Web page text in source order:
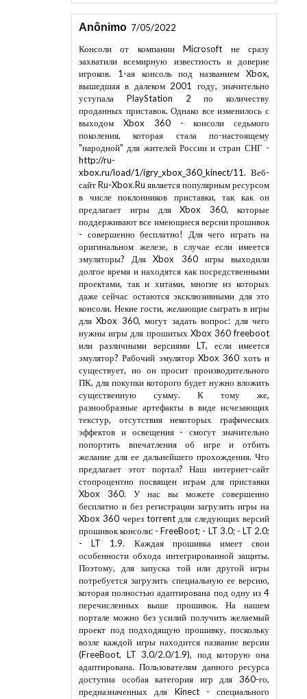
Anônimo 7/05/2022
Консоли от компании Microsoft не сразу
захватили всемирную известность и доверие
игроков. 1-ая консоль под названием Xbox,
вышедшая в далеком 2001 году, значительно
уступала PlayStation 2 по количеству
проданных приставок. Однако все изменилось с
выходом Xbox 360 - консоли седьмого
поколения, которая стала по-настоящему
"народной" для жителей России и стран СНГ -
http://ru-
xbox.ru/load/1/igry_xbox_360_kinect/11
сайт Ru-Xbox.Ru является популярным ресурсом
в числе поклонников приставки, так как он
предлагает игры для Xbox 360, которые
поддерживают все имеющиеся версии прошивок
- совершенно бесплатно! Для чего играть на
оригинальном железе, в случае если имеется
эмуляторы? Для Xbox 360 игры выходили
долгое время и находятся как посредственными
проектами, так и хитами, многие из которых
даже сейчас остаются эксклюзивными для это
консоли. Некие гости, желающие сыграть в игры
для Xbox 360, могут задать вопрос: для чего
нужны игры для прошитых Xbox 360 freeboot
или различными версиями LT, если имеется
эмулятор? Рабочий эмулятор Xbox 360 хоть и
существует, но он просит производительного
ПК, для покупки которого будет нужно вложить
существенную сумму. К тому же,
разнообразные артефакты в виде исчезающих
текстур, отсутствия некоторых графических
эффектов и освещения - смогут значительно
попортить впечатления об игре и отбить
желание для ее дальнейшего прохождения. Что
предлагает этот портал? Наш интернет-сайт
стопроцентно посвящен играм для приставки
Xbox 360. У нас вы можете совершенно
бесплатно и без регистрации загрузить игры на
Xbox 360 через torrent для следующих версий
прошивок консоли: - FreeBoot; - LT 3.0; - LT 2.0;
- LT 1.9. Каждая прошивка имеет свои
особенности обхода интегрированной защиты.
Поэтому, для запуска той или другой игры
потребуется загрузить специальную ее версию,
которая полностью адаптирована под одну из 4
перечисленных выше прошивок. На нашем
портале можно без усилий получить желаемый
проект под подходящую прошивку, поскольку
возле каждой игры находится название версии
(FreeBoot, LT 3.0/2.0/1.9), под которую она
адаптирована. Пользователям данного ресурса
доступна особая категория игр для 360-го,
предназначенных для Kinect - специального
дополнения, которое считывает все движения 1-